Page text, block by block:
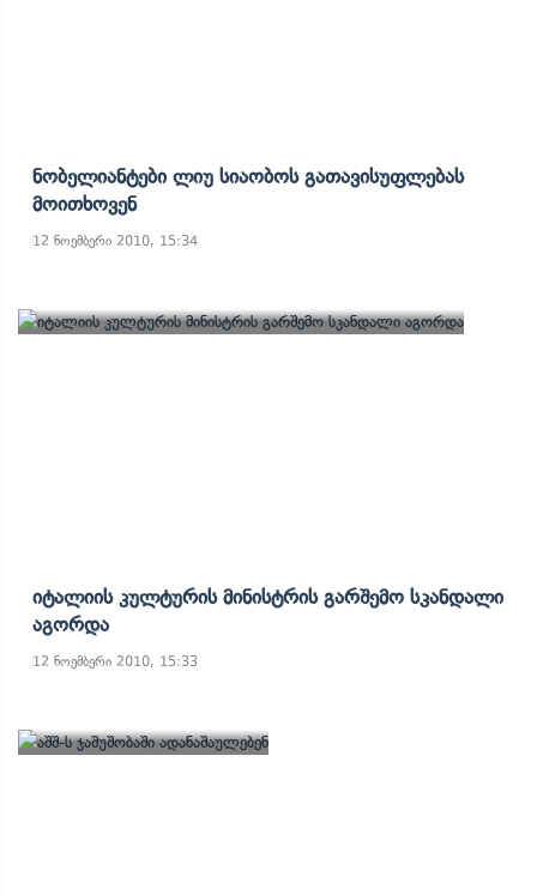
Ნობელიანტები Ლიუ Სიაობოს Გათავისუფლებას
Მოითხოვენ
12 ნოემბერი 2010, 15:34
Იტალიის Კულტურის Მინისტრის Გარშემო Სკანდალი
Აგორდა
12 ნოემბერი 2010, 15:33